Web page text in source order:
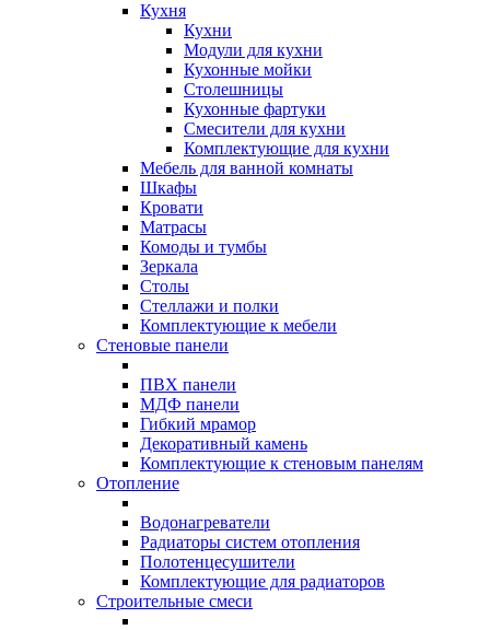
Кухня
Кухни
Модули для кухни
Кухонные мойки
Столешницы
Кухонные фартуки
Смесители для кухни
Комплектующие для кухни
Мебель для ванной комнаты
Шкафы
Кровати
Матрасы
Комоды и тумбы
Зеркала
Столы
Стеллажи и полки
Комплектующие к мебели
Стеновые панели
ПВХ панели
МДФ панели
Гибкий мрамор
Декоративный камень
Комплектующие к стеновым панелям
Отопление
Водонагреватели
Радиаторы систем отопления
Полотенцесушители
Комплектующие для радиаторов
Строительные смеси